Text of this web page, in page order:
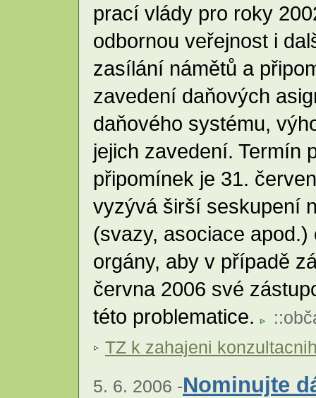
prací vlády pro roky
odbornou veřejnost i
zasílání námětů a
zavedení daňových
daňového systému,
jejich zavedení. Termín
připomínek je 31.
vyzývá širší seskupení
(svazy, asociace
orgány, aby v případě
června 2006 své
této problematice.
::
TZ k zahajeni
5. 6. 2006 -Nominujte